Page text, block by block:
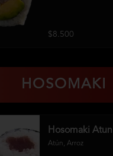
$8.500
HOSOMAKI
Hosomaki Atun
Atún, Arroz